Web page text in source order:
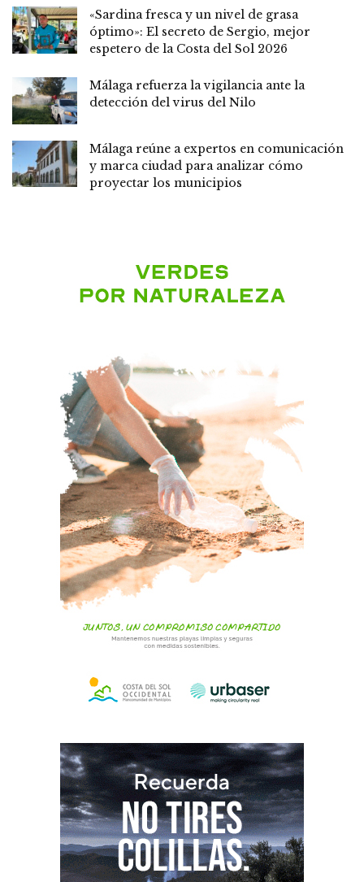
«Sardina fresca y un nivel de grasa
óptimo»: El secreto de Sergio, mejor
espetero de la Costa del Sol 2026
Málaga refuerza la vigilancia ante la
detección del virus del Nilo
Málaga reúne a expertos en comunicación
y marca ciudad para analizar cómo
proyectar los municipios